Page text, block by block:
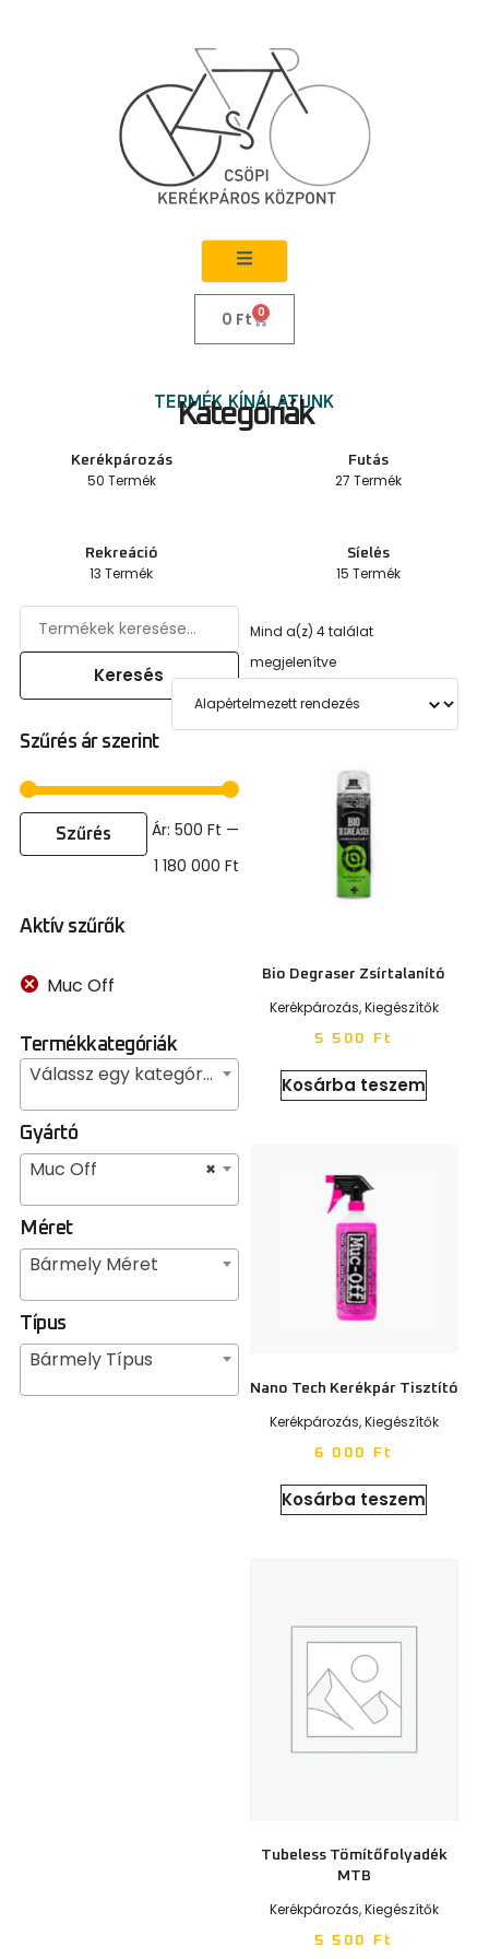
0 Ft 0
TERMÉK KÍNÁLATUNK
Kategóriák
Kerékpározás
50 Termék
Futás
27 Termék
Rekreáció
13 Termék
Síelés
15 Termék
Keresés
Szűrés ár szerint
Szűrés Ár: 500 Ft —
1 180 000 Ft
Aktív szűrők
Muc Off
Termékkategóriák
Válassz egy kategóriát
Gyártó
×
Muc Off
Méret
Bármely Méret
Típus
Bármely Típus
Mind a(z) 4 találat
megjelenítve
Bio Degraser Zsírtalanító
Kerékpározás,Kiegészítők
5 500 Ft
Kosárba teszem
Nano Tech Kerékpár Tisztító
Kerékpározás,Kiegészítők
6 000 Ft
Kosárba teszem
Tubeless Tömítőfolyadék
MTB
Kerékpározás,Kiegészítők
5 500 Ft